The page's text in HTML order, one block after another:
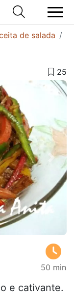
de salada
Next
50 min
e cativante.